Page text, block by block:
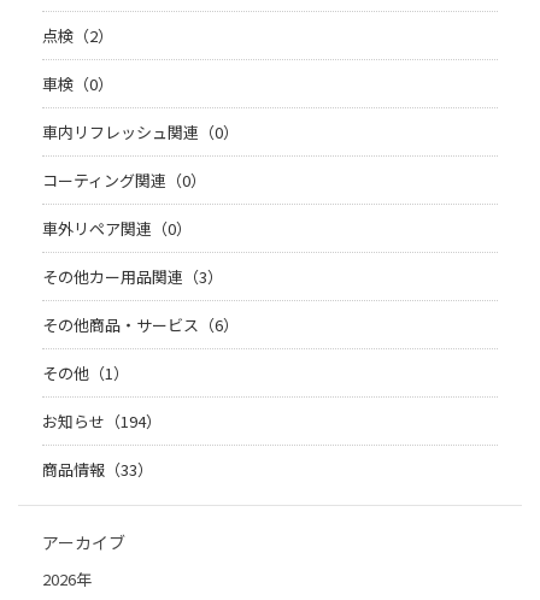
点検（2）
車検（0）
車内リフレッシュ関連（0）
コーティング関連（0）
車外リペア関連（0）
その他カー用品関連（3）
その他商品・サービス（6）
その他（1）
お知らせ（194）
商品情報（33）
アーカイブ
2026年